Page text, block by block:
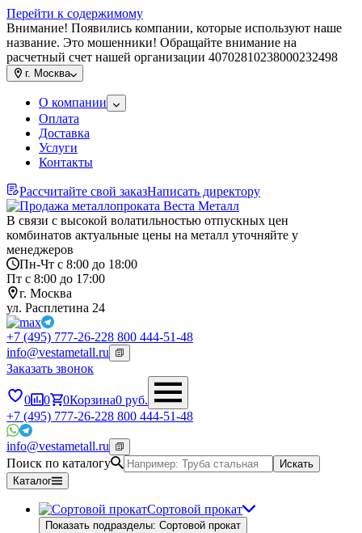
Перейти к содержимому
Внимание! Появились компании, которые используют наше
название. Это мошенники! Обращайте внимание на
расчетный счет нашей организации 40702810238000232498
г. Москва
О компании
Оплата
Доставка
Услуги
Контакты
Рассчитайте свой заказНаписать директору
В связи с высокой волатильностью отпускных цен
комбинатов актуальные цены на металл уточняйте у
менеджеров
Пн-Чт с 8:00 до 18:00
Пт с 8:00 до 17:00
г. Москва
ул. Расплетина 24
+7 (495) 777-26-228 800 444-51-48
info@vestametall.ru
Заказать звонок
0 0 0Корзина0 руб.
+7 (495) 777-26-228 800 444-51-48
info@vestametall.ru
Поиск по каталогу
Искать
Каталог
Сортовой прокат
Показать подразделы: Сортовой прокат